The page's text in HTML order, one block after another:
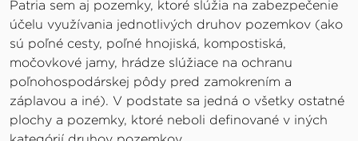
Patria sem aj pozemky, ktoré slúžia na zabezpečenie
účelu využívania jednotlivých druhov pozemkov (ako
sú poľné cesty, poľné hnojiská, kompostiská,
močovkové jamy, hrádze slúžiace na ochranu
poľnohospodárskej pôdy pred zamokrením a
záplavou a iné). V podstate sa jedná o všetky ostatné
plochy a pozemky, ktoré neboli definované v iných